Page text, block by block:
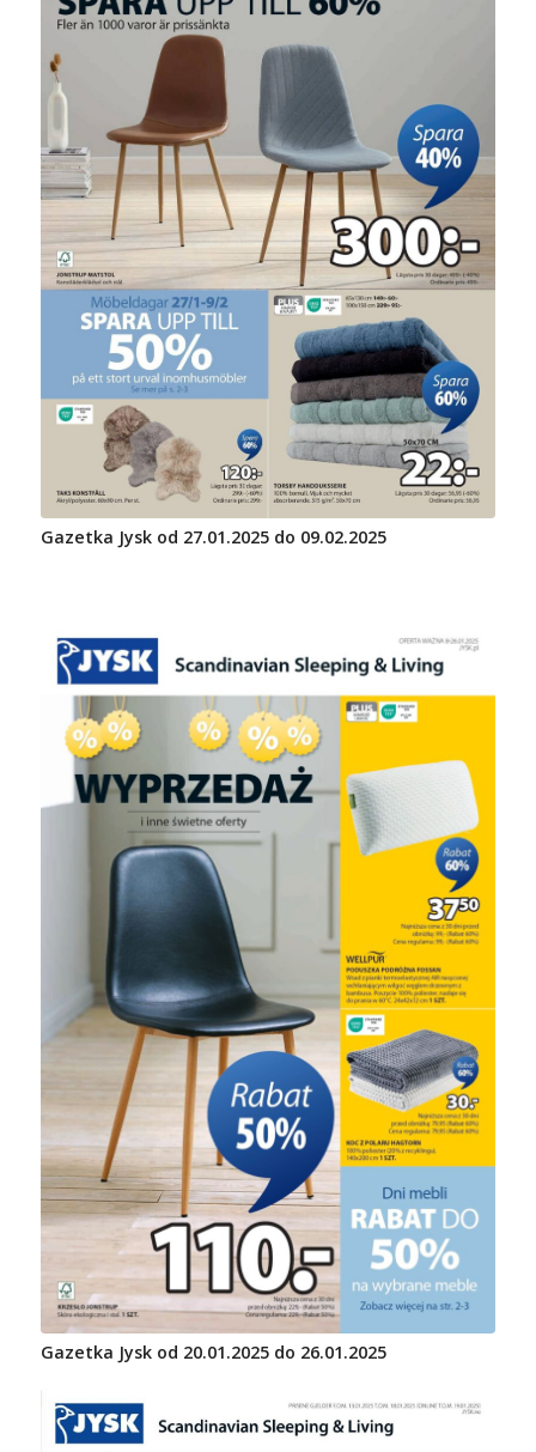
Gazetka Jysk od 27.01.2025 do 09.02.2025
Gazetka Jysk od 20.01.2025 do 26.01.2025